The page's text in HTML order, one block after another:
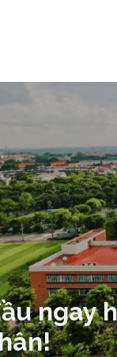
ngay